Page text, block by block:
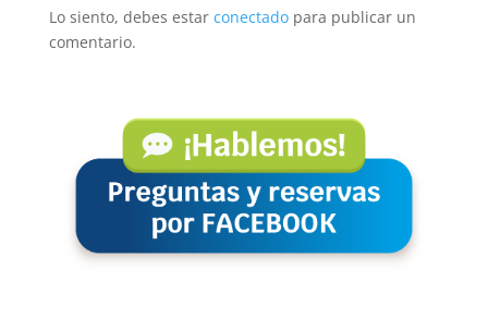
Lo siento, debes estar conectadopara publicar un
comentario.